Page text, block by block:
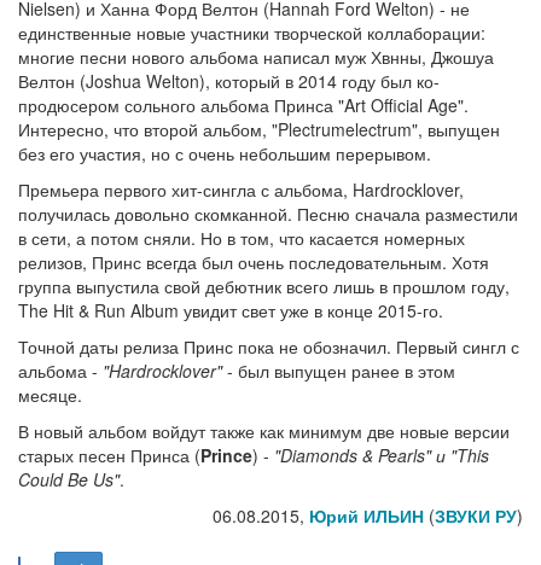
Nielsen) и Ханна Форд Велтон (Hannah Ford Welton) - не
единственные новые участники творческой коллаборации:
многие песни нового альбома написал муж Хвнны, Джошуа
Велтон (Joshua Welton), который в 2014 году был ко-
продюсером сольного альбома Принса "Art Official Age".
Интересно, что второй альбом, "Plectrumelectrum", выпущен
без его участия, но с очень небольшим перерывом.
Премьера первого хит-сингла с альбома, Hardrocklover,
получилась довольно скомканной. Песню сначала разместили
в сети, а потом сняли. Но в том, что касается номерных
релизов, Принс всегда был очень последовательным. Хотя
группа выпустила свой дебютник всего лишь в прошлом году,
The Hit & Run Album увидит свет уже в конце 2015-го.
Точной даты релиза Принс пока не обозначил. Первый сингл с
альбома - "Hardrocklover"- был выпущен ранее в этом
месяце.
В новый альбом войдут также как минимум две новые версии
старых песен Принса (Prince) - "Diamonds & Pearls" и "This
Could Be Us".
06.08.2015, Юрий ИЛЬИН (ЗВУКИ РУ)